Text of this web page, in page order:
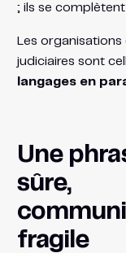
; ils se complètent.
Les organisations
judiciaires sont
langages en
Une
sûre,
fragile